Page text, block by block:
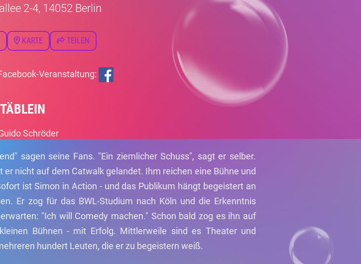
2-4, 14052 Berlin
KARTE TEILEN
Veranstaltung:
Schröder
sagen seine Fans. "Ein ziemlicher Schuss", sagt er selber.
er nicht auf dem Catwalk gelandet. Ihm reichen eine Bühne und
ist Simon in Action - und das Publikum hängt begeistert an
Er zog für das BWL-Studium nach Köln und die Erkenntnis
"Ich will Comedy machen." Schon bald zog es ihn auf
Bühnen - mit Erfolg. Mittlerweile sind es Theater und
hundert Leuten, die er zu begeistern weiß.